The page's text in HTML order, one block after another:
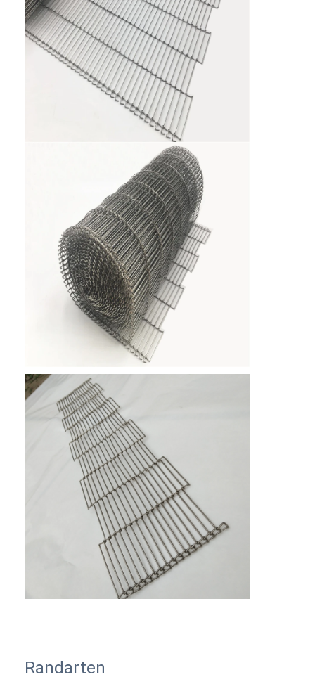
Nahrung Mesh Belt
Wabenförderband
Förderkette-Platte
Foto-voltaischer SolarMesh Belt
Gewundener Gefrierschrank-Gurt
Oven Conveyor Belt
Randarten